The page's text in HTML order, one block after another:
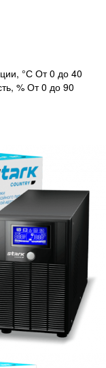
°С От 0 до 40
% От 0 до 90